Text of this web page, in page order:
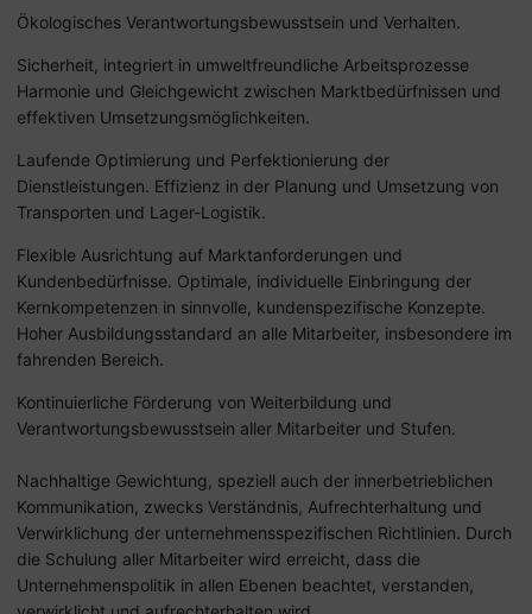
Ökologisches Verantwortungsbewusstsein und Verhalten.
Sicherheit, integriert in umweltfreundliche Arbeitsprozesse
Harmonie und Gleichgewicht zwischen Marktbedürfnissen und
effektiven Umsetzungsmöglichkeiten.
Laufende Optimierung und Perfektionierung der
Dienstleistungen. Effizienz in der Planung und Umsetzung von
Transporten und Lager-Logistik.
Flexible Ausrichtung auf Marktanforderungen und
Kundenbedürfnisse. Optimale, individuelle Einbringung der
Kernkompetenzen in sinnvolle, kundenspezifische Konzepte.
Hoher Ausbildungsstandard an alle Mitarbeiter, insbesondere im
fahrenden Bereich.
Kontinuierliche Förderung von Weiterbildung und
Verantwortungsbewusstsein aller Mitarbeiter und Stufen.
Nachhaltige Gewichtung, speziell auch der innerbetrieblichen
Kommunikation, zwecks Verständnis, Aufrechterhaltung und
Verwirklichung der unternehmensspezifischen Richtlinien. Durch
die Schulung aller Mitarbeiter wird erreicht, dass die
Unternehmenspolitik in allen Ebenen beachtet, verstanden,